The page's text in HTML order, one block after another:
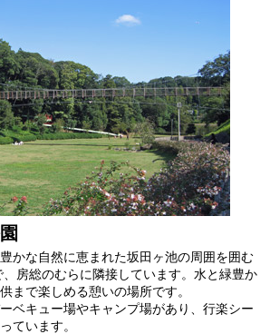
かな自然に恵まれた坂田ヶ池の周囲を囲む
房総のむらに隣接しています。水と緑豊か
まで楽しめる憩いの場所です。
ベキュー場やキャンプ場があり、行楽シー
ています。